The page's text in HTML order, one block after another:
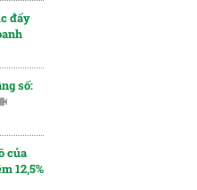
đẩy
số:
của
12,5%